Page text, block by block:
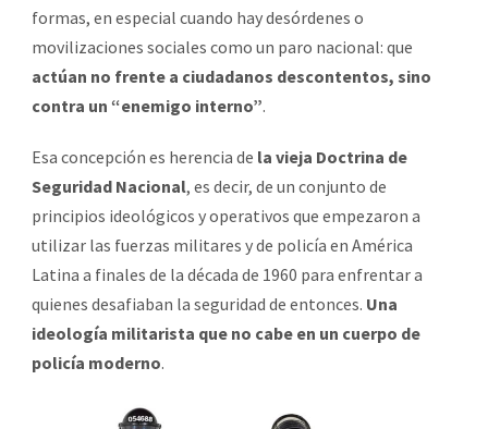
formas, en especial cuando hay desórdenes o
movilizaciones sociales como un paro nacional: que
actúan no frente a ciudadanos descontentos, sino
contra un “enemigo interno”.
Esa concepción es herencia de la vieja Doctrina de
Seguridad Nacional, es decir, de un conjunto de
principios ideológicos y operativos que empezaron a
utilizar las fuerzas militares y de policía en América
Latina a finales de la década de 1960 para enfrentar a
quienes desafiaban la seguridad de entonces. Una
ideología militarista que no cabe en un cuerpo de
policía moderno.